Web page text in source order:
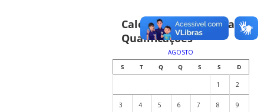
Calendário de Defesas e
Qualificações
AGOSTO
S
T Q Q S S D
1 2
3 4 5 6 7 8 9